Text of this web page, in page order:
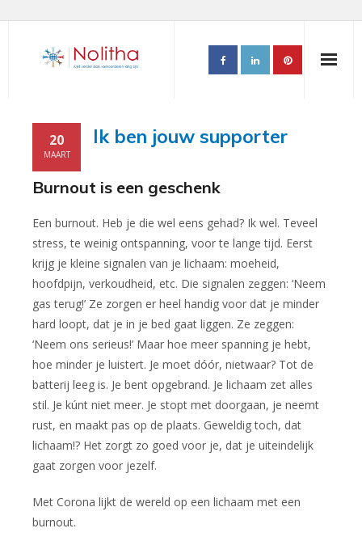
PALADIN aanpak
- PALADIN inclusive voor Gemeenten
- PALADIN executive
- PALADIN professional
- PALADIN peer power
- PALADIN partnership
Klantervaringen
Blog
Over Nolitha
- Ervaring
- Werkwijze
Ik ben jouw supporter
20
MAART
Burnout is een geschenk
Een burnout. Heb je die wel eens gehad? Ik wel. Teveel
stress, te weinig ontspanning, voor te lange tijd. Eerst
krijg je kleine signalen van je lichaam: moeheid,
hoofdpijn, verkoudheid, etc. Die signalen zeggen: ‘Neem
gas terug!’ Ze zorgen er heel handig voor dat je minder
hard loopt, dat je in je bed gaat liggen. Ze zeggen:
‘Neem ons serieus!’ Maar hoe meer spanning je hebt,
hoe minder je luistert. Je moet dóór, nietwaar? Tot de
batterij leeg is. Je bent opgebrand. Je lichaam zet alles
stil. Je kúnt niet meer. Je stopt met doorgaan, je neemt
rust, en maakt pas op de plaats. Geweldig toch, dat
lichaam!? Het zorgt zo goed voor je, dat je uiteindelijk
gaat zorgen voor jezelf.
Met Corona lijkt de wereld op een lichaam met een
burnout.